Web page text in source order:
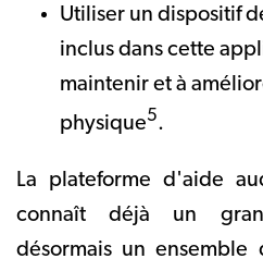
Utiliser un dispositif
inclus dans cette
maintenir et à
physique5.
La plateforme d'aide
connaît déjà un
désormais un ensemble